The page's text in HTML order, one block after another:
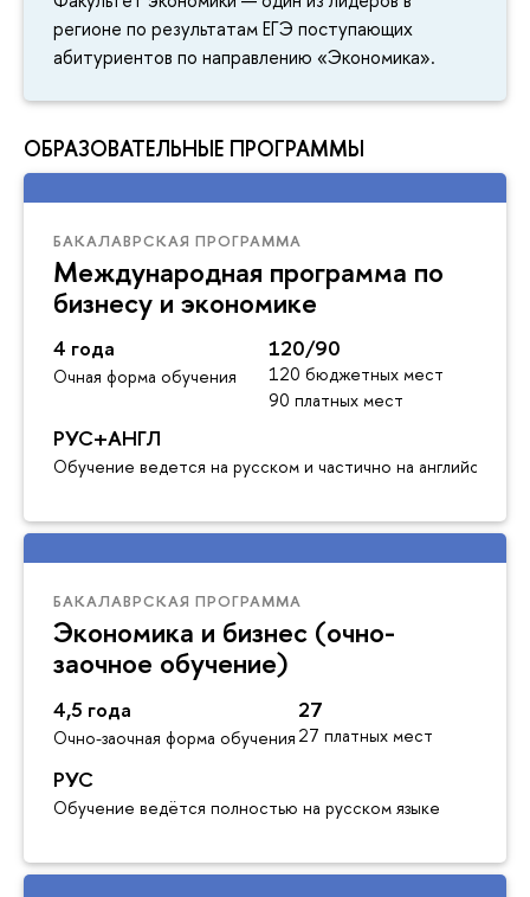
регионе по результатам ЕГЭ поступающих
абитуриентов по направлению «Экономика».
ОБРАЗОВАТЕЛЬНЫЕ ПРОГРАММЫ
БАКАЛАВРСКАЯ ПРОГРАММА
Международная программа по
бизнесу и экономике
4 года
Очная форма обучения
120/90
120 бюджетных мест
90 платных мест
РУС+АНГЛ
Обучение ведется на русском и частично на английском
БАКАЛАВРСКАЯ ПРОГРАММА
Экономика и бизнес (очно-
заочное обучение)
4,5 года
Очно-заочная форма обучения
27
27 платных мест
РУС
Обучение ведётся полностью на русском языке